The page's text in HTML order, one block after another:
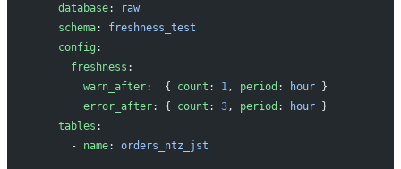
    database
:
raw
    schema
: freshness_test
    config
:
      freshness
:
        warn_after
:  { count : 1 , period : hour }
        error_after
: { count : 3, period : hour }
    tables
:
      -
name: orders_ntz_jst